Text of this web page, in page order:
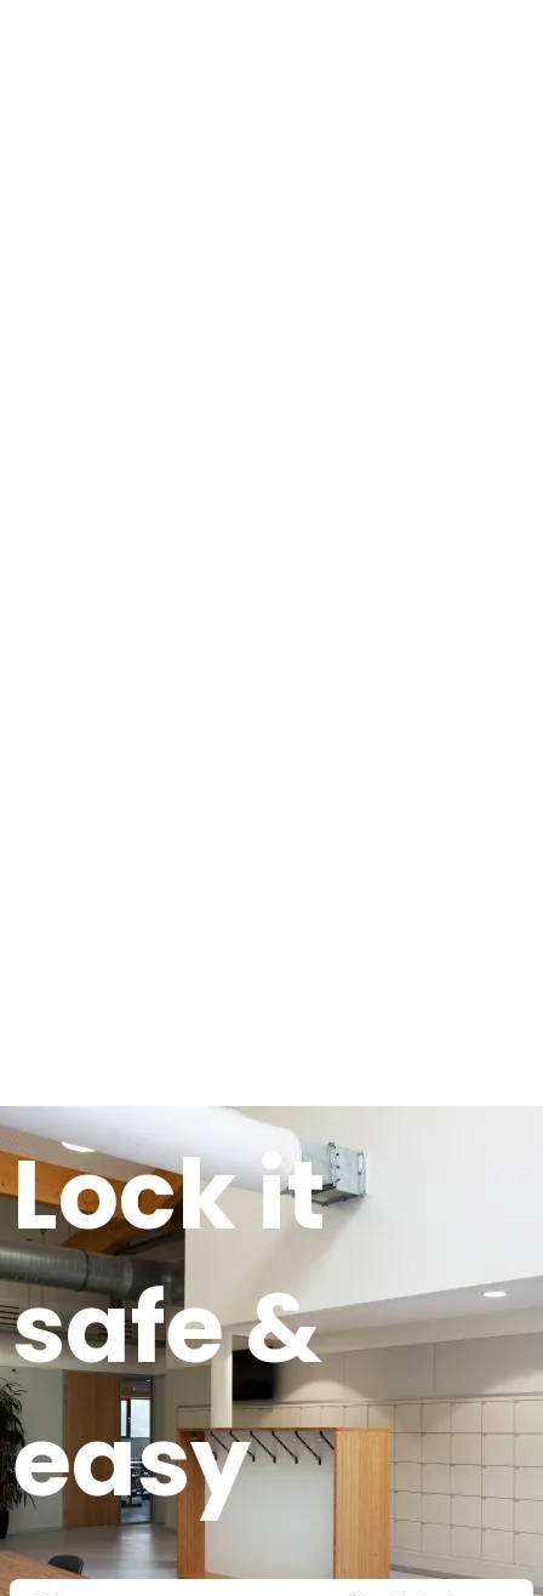
Lock it
safe &
easy